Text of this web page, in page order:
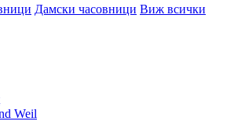
Дамски часовници Виж всички
Weil